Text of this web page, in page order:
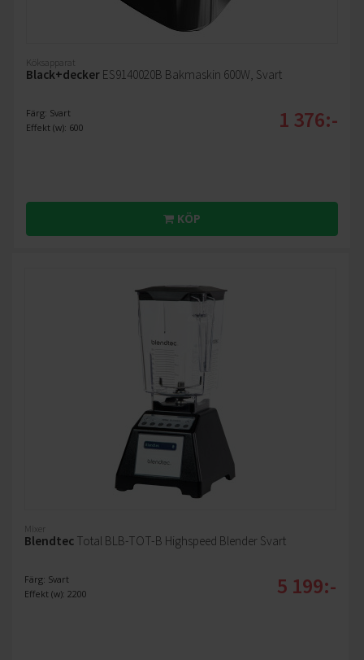
Köksapparat
Black+decker ES9140020B Bakmaskin 600W, Svart
Färg: Svart
Effekt (w): 600
1 376:-
KÖP
Mixer
Blendtec Total BLB-TOT-B Highspeed Blender Svart
Färg: Svart
Effekt (w): 2200
5 199:-